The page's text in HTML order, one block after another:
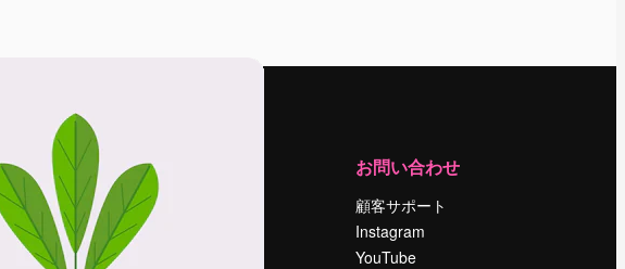
はじめに
Academy
ドキュメント
サポート
お問い合わせ
顧客サポート
Instagram
YouTube